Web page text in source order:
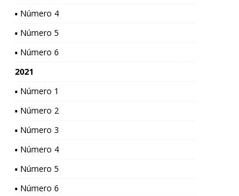
▪ Número 4
▪ Número 5
▪ Número 6
2021
▪ Número 1
▪ Número 2
▪ Número 3
▪ Número 4
▪ Número 5
▪ Número 6